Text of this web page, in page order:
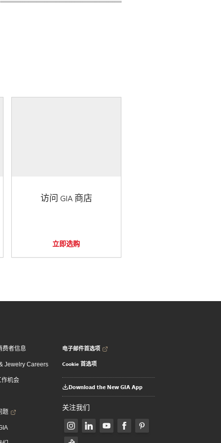
访问 GIA 商店
立即选购
费者信息
Jewelry Careers
作机会
题
电子邮件首选项
Cookie 首选项
Download the New GIA App
关注我们